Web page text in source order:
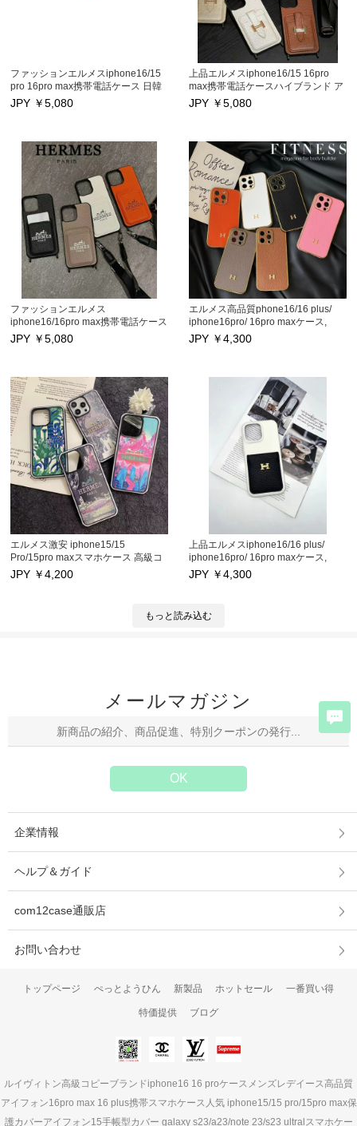
ファッションエルメスiphone16/15
pro 16pro max携帯電話ケース 日韓
国ブランド アイフォン16pro 16
plus保護カバー カードポケット スト
JPY ￥5,080
上品エルメスiphone16/15 16pro
max携帯電話ケースハイブランド ア
イフォン iphone16pro 16 plus保護
カバー 性能抜群 iphone15 pro/14/13
JPY ￥5,080
ファッションエルメス
iphone16/16pro max携帯電話ケース
最先端技術アイフォンiphone16pro
16 plus保護カバー ハイブランド
プ付き
JPY ￥5,080
エルメス高品質phone16/16 plus/
iphone16pro/ 16pro maxケース,
iphone15/15 Pro/15pro maxスマホ
ケース ハイブランド Hermes アイフ
max/13Pro/13/12promax/11/11pro
maxケース耐衝撃メンズレデイース
JPY ￥4,300
エルメス激安 iphone15/15
Pro/15pro maxスマホケース 高級コ
ピーブランド Hermes アイフォン
15/14Pro max/14Pro/14カバー キズ
JPY ￥4,200
上品エルメスiphone16/16 plus/
iphone16pro/ 16pro maxケース,
iphone15/iphone15pro/15pro max
携帯ケース 日韓国ブランド アイフ
ポッケト付き アイフォン15プロマッ
クス/15プラス/14スマホケースキズ
JPY ￥4,300
もっと読み込む
メールマガジン
企業情報
ヘルプ＆ガイド
com12case通販店
お問い合わせ
トップページ ぺっとようひん 新製品 ホットセール 一番買い得
特価提供 ブログ
ルイヴィトン高級コピーブランドiphone16 16 proケースメンズレデイース高品質
アイフォン16pro max 16 plus携帯スマホケース人気 iphone15/15 pro/15pro max保
護カバーアイフォン15手帳型カバー galaxy s23/a23/note 23/s23 ultralスマホケー